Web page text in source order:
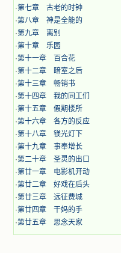
·第七章 古老的时钟
·第八章 神是全能的
·第九章 离别
·第十章 乐园
·第十一章 百合花
·第十二章 暗室之后
·第十三章 畅销书
·第十四章 我的同工们
·第十五章 假期楼所
·第十六章 各方的反应
·第十八章 镁光灯下
·第十九章 事奉增长
·第二十章 圣灵的出口
·第廿一章 电影机开动
·第廿二章 好戏在后头
·第廿三章 远征费城
·第廿四章 干妈的手
·第廿五章 思念天家